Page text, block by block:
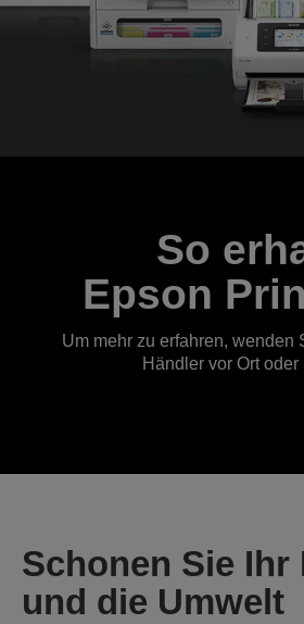
So
Epson
Um mehr zu erfahren, wenden
Händler vor Ort
Schonen Sie Ihr
und die Umwelt